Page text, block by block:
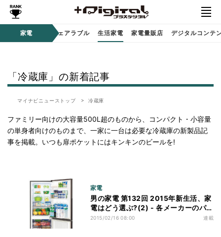
家電
ディオ 時計 / ウェアラブル 生活家電 家電量販店 デジタルコンテ
「冷蔵庫」の新着記事
マイナビニューストップ 冷蔵庫
ファミリー向けの大容量500L超のものから、コンパクト・小容量
の単身者向けのものまで、一家に一台は必要な冷蔵庫の新製品記
事を掲載。いつも扉ポケットにはキンキンのビールを!
家電
男の家電 第132回 2015年新生活、家
電はどう選ぶ?(2) - 各メーカーのパー
ソナル冷蔵庫
2015/02/16 08:00 連載